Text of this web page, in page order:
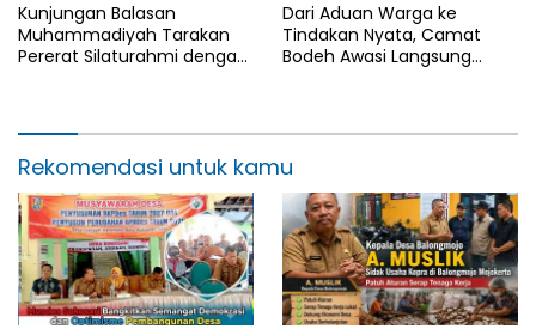
Kunjungan Balasan
Muhammadiyah Tarakan
Pererat Silaturahmi dengan
Dari Aduan Warga ke
Tindakan Nyata, Camat
Bodeh Awasi Langsung
Rekomendasi untuk kamu